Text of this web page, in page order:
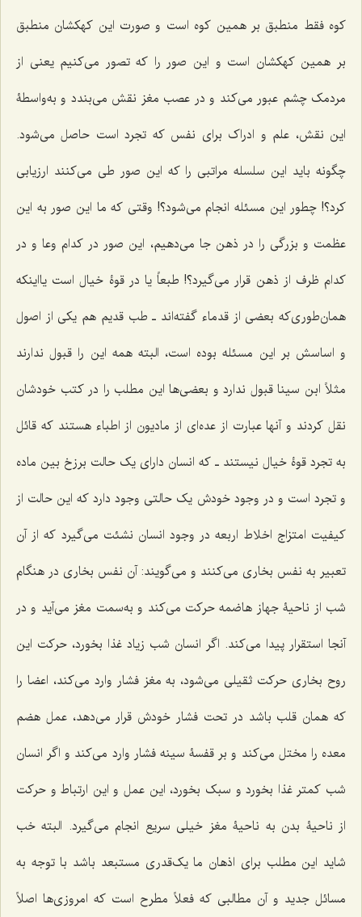
کوه فقط منطبق بر همین کوه است و صورت این کهکشان منطبق
بر همین کهکشان است و این صور را که تصور می‌کنیم یعنی از
مردمک چشم عبور می‌کند و در عصب مغز نقش می‌بندد و به‌واسطۀ
این نقش، علم و ادراک برای نفس که تجرد است حاصل می‌شود.
چگونه باید این سلسله مراتبی را که این صور طی می‌کنند ارز‌یابی
کرد؟! چطور این مسئله انجام می‌شود؟! وقتی که ما این صور به این
عظمت و بزرگی را در ذهن جا می‌دهیم، این صور در کدام وعا و در
کدام ظرف از ذهن قرار می‌گیرد؟! طبعاً یا در قوۀ خیال است یااینکه
همان‌طوری‌که بعضی از قدماء گفته‌اند ـ طب قدیم هم یکی از اصول
و اساسش بر این مسئله بوده است، البته همه این را قبول ندارند
مثلاً ابن سینا قبول ندارد و بعضی‌ها این مطلب را در کتب خودشان
نقل کردند و آنها عبارت از عده‌ای از مادیون از اطباء هستند که قائل
به تجرد قوۀ خیال نیستند ـ که انسان دارای یک حالت برزخ بین ماده
و تجرد است و در وجود خودش یک حالتی وجود دارد که این حالت از
کیفیت امتزاج اخلاط اربعه در وجود انسان نشئت می‌گیرد که از آن
تعبیر به نفس بخاری می‌کنند و می‌گویند: آن نفس بخاری در هنگام
شب از ناحیۀ جهاز هاضمه حرکت می‌کند و به‌سمت مغز می‌آید و در
آنجا استقرار پیدا می‌کند. اگر انسان شب زیاد غذا بخورد، حرکت این
روح بخاری حرکت ثقیلی می‌شود، به مغز فشار وارد می‌کند، اعضا را
که همان قلب باشد در تحت فشار خودش قرار می‌دهد، عمل هضم
معده را مختل می‌کند و بر قفسۀ سینه فشار وارد می‌کند و اگر انسان
شب کمتر غذا بخورد و سبک بخورد، این عمل و این ارتباط و حرکت
از ناحیۀ بدن به ناحیۀ مغز خیلی سریع انجام می‌گیرد. البته خب
شاید این مطلب برای اذهان ما یک‌قدری مستبعد باشد با توجه به
مسائل جدید و آن مطالبی که فعلاً مطرح است که امروزی‌ها اصلاً